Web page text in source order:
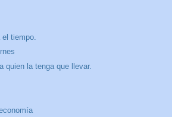
tiempo.
quien la tenga que llevar.